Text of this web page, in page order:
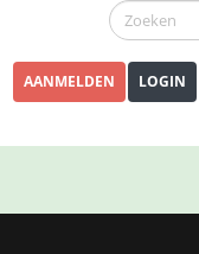
AANMELDEN LOGIN